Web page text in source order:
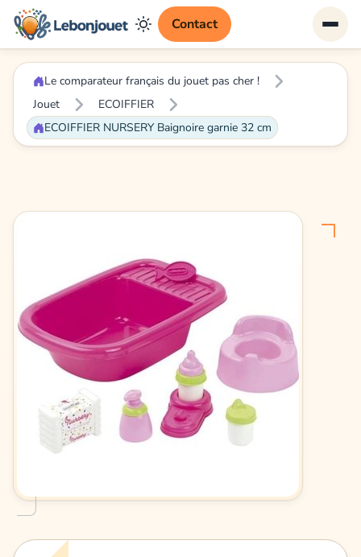
Contact
Le comparateur français du jouet pas cher !
Jouet
ECOIFFIER
ECOIFFIER NURSERY Baignoire garnie 32 cm